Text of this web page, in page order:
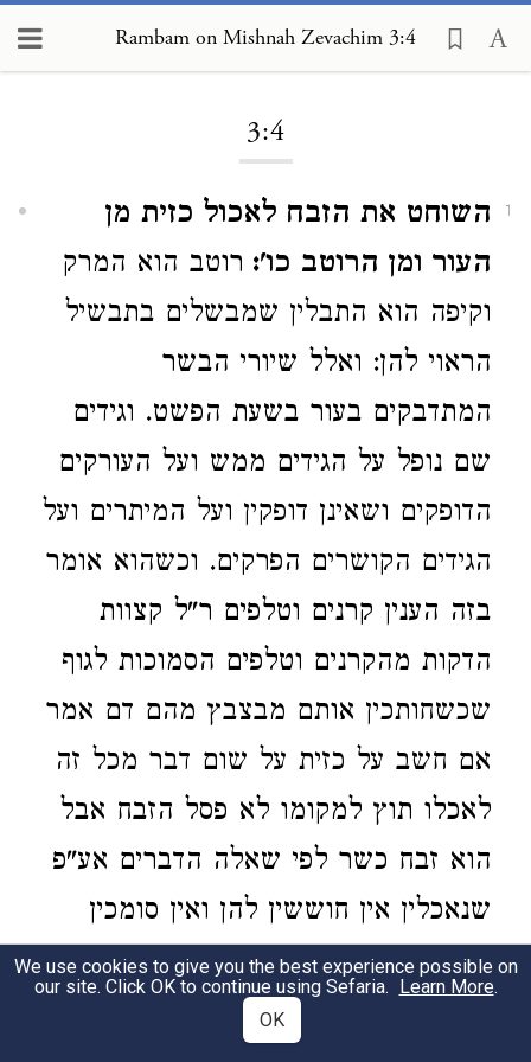
Rambam on Mishnah Zevachim 3:4
3:4
1
השוחט את הזבח לאכול כזית מן
העור ומן הרוטב כו': רוטב הוא המרק
וקיפה הוא התבלין שמבשלים בתבשיל
הראוי להן: ואלל שיורי הבשר
המתדבקים בעור בשעת הפשט. וגידים
שם נופל על הגידים ממש ועל העורקים
הדופקים ושאינן דופקין ועל המיתרים ועל
הגידים הקושרים הפרקים. וכשהוא אומר
בזה הענין קרנים וטלפים ר"ל קצוות
הדקות מהקרנים וטלפים הסמוכות לגוף
שכשחותכין אותם מבצבץ מהם דם אמר
אם חשב על כזית על שום דבר מכל זה
לאכלו תוץ למקומו לא פסל הזבח אבל
הוא זבח כשר לפי שאלה הדברים אע"פ
שנאכלין אין חוששין להן ואין סומכין
עליהם לאוכלן וכן אם היה הקרבן עצמו
פגול או נותר ואכל כזית מאותו הפגול או
We use cookies to give you the best experience possible on
our site. Click OK to continue using Sefaria. Learn More.
OK